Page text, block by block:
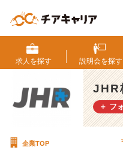
退
社
メ
ン
バ
ー
求人を探す 説明会を探す
JHR
＋ フ
企業TOP